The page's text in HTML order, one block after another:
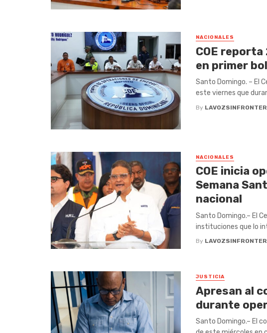
NACIONALES
COE
en primer
Santo Domingo. – El
este viernes que
By
NACIONALES
COE inicia
Semana
nacional
Santo Domingo.– El
instituciones que lo
By
JUSTICIA
Apresan al
durante
Santo Domingo.– El